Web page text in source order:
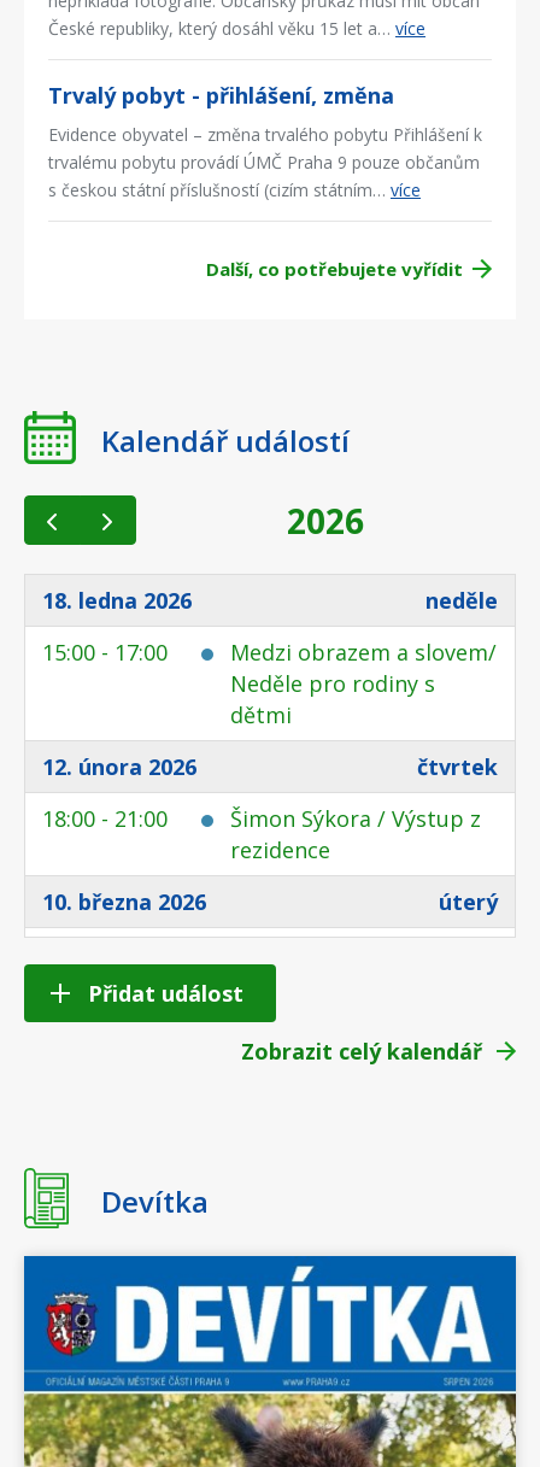
České republiky, který dosáhl věku 15 let a… více
Trvalý pobyt - přihlášení, změna
Evidence obyvatel – změna trvalého pobytu Přihlášení k
trvalému pobytu provádí ÚMČ Praha 9 pouze občanům
s českou státní příslušností (cizím státním… více
Další, co potřebujete vyřídit
Kalendář událostí
2026
18. ledna 2026
neděle
15:00 - 17:00
Medzi obrazem a slovem/
Neděle pro rodiny s
dětmi
12. února 2026
čtvrtek
18:00 - 21:00
Šimon Sýkora / Výstup z
rezidence
10. března 2026
úterý
Komentovaná prohlídka s
večeří
čtvrtek
22. března 2026
neděle
15:00 - 17:00
Zprávy z oblohy / Neděle
pro rodiny s dětmi s
Oksanou Sadovenko
1. dubna 2026
středa
Přidat událost
Zobrazit celý kalendář
Devítka